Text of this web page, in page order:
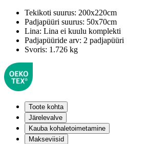
Tekikoti suurus: 200x220cm
Padjapüüri suurus: 50x70cm
Lina: Lina ei kuulu komplekti
Padjapüüride arv: 2 padjapüüri
Svoris: 1.726 kg
Toote kohta
Järelevalve
Kauba kohaletoimetamine
Makseviisid